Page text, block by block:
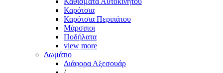
Καρότσια
Καρότσια Περιπάτου
Μάρσιποι
Ποδήλατα
view more
Δωμάτιο
Διάφορα Αξεσουάρ